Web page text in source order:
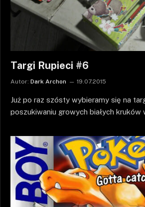
Targi Rupieci #6
Autor: Dark Archon 19.07.2015
Już po raz szósty wybieramy się na
poszukiwaniu growych białych kruków